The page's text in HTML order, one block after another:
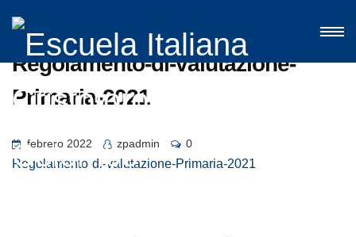
Regolamento-di-valutazione-
Primaria-2021
febrero 2022 zpadmin 0
Regolamento-di-valutazione-Primaria-2021